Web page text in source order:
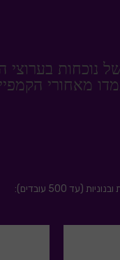
נוכחות בערוצי
מאחורי